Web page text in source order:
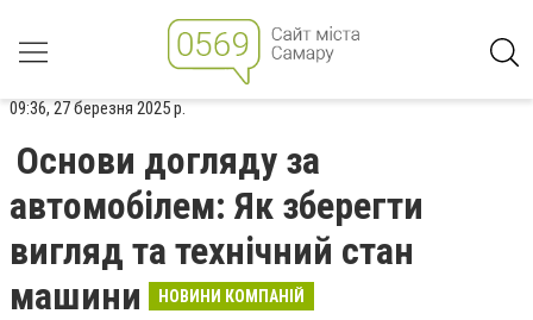
09:36, 27 березня 2025 р.
Основи догляду за
автомобілем: Як зберегти
вигляд та технічний стан
машини
НОВИНИ КОМПАНІЙ